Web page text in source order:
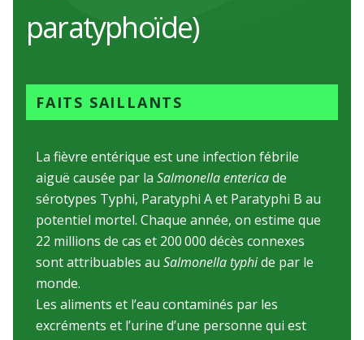
paratyphoïde)
FAITS SAILLANTS
La fièvre entérique est une infection fébrile
aiguë causée par la Salmonella entericade
sérotypes Typhi, Paratyphi A et Paratyphi B au
potentiel mortel. Chaque année, on estime que
22 millions de cas et 200 000 décès connexes
sont attribuables au Salmonella typhide par le
monde.
Les aliments et l’eau contaminés par les
excréments et l’urine d’une personne qui est